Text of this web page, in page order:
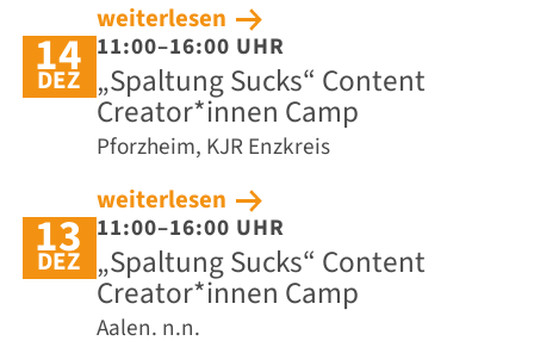
weiterlesen
14
DEZ
11:00–16:00 UHR
„Spaltung Sucks“ Content
Creator*innen Camp
Pforzheim, KJR Enzkreis
weiterlesen
13
DEZ
11:00–16:00 UHR
„Spaltung Sucks“ Content
Creator*innen Camp
Aalen. n.n.